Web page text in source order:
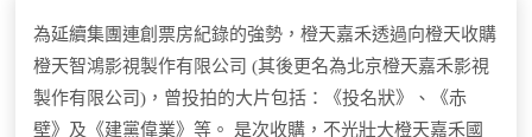
為延續集團連創票房紀錄的強勢，橙天嘉禾透過向橙天收購
橙天智鴻影視製作有限公司 (其後更名為北京橙天嘉禾影視
製作有限公司)，曾投拍的大片包括：《投名狀》、《赤
壁》及《建黨偉業》等。 是次收購，不光壯大橙天嘉禾國